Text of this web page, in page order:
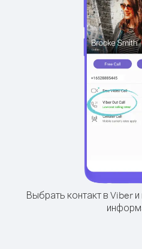
Выбрать контакт в Viber